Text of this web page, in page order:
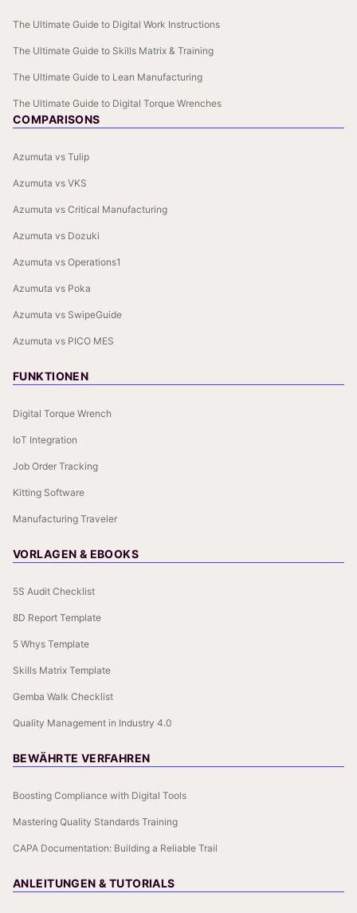
The Ultimate Guide to Digital Work Instructions
The Ultimate Guide to Skills Matrix & Training
The Ultimate Guide to Lean Manufacturing
The Ultimate Guide to Digital Torque Wrenches
COMPARISONS
Azumuta vs Tulip
Azumuta vs VKS
Azumuta vs Critical Manufacturing
Azumuta vs Dozuki
Azumuta vs Operations1
Azumuta vs Poka
Azumuta vs SwipeGuide
Azumuta vs PICO MES
FUNKTIONEN
Digital Torque Wrench
IoT Integration
Job Order Tracking
Kitting Software
Manufacturing Traveler
VORLAGEN & EBOOKS
5S Audit Checklist
8D Report Template
5 Whys Template
Skills Matrix Template
Gemba Walk Checklist
Quality Management in Industry 4.0
BEWÄHRTE VERFAHREN
Boosting Compliance with Digital Tools
Mastering Quality Standards Training
CAPA Documentation: Building a Reliable Trail
ANLEITUNGEN & TUTORIALS